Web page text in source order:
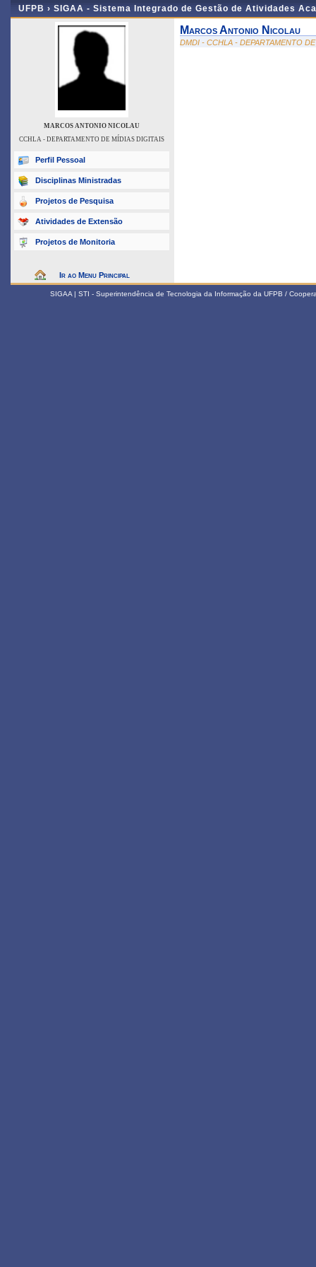
UFPB › SIGAA - Sistema Integrado de Gestão de Atividades
MARCOS ANTONIO NICOLAU
CCHLA - DEPARTAMENTO DE MÍDIAS DIGITAIS
Perfil Pessoal
Disciplinas Ministradas
Projetos de Pesquisa
Atividades de Extensão
Projetos de Monitoria
Ir ao Menu Principal
Marcos Antonio Nicolau
DMDI - CCHLA - DEPARTAMENTO
SIGAA | STI - Superintendência de Tecnologia da Informação da UFPB /